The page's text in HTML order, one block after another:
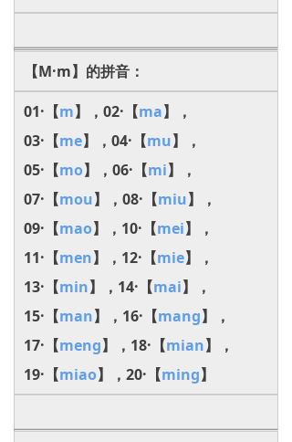
【M·m】的拼音：
01·【m】，02·【ma】，
03·【me】，04·【mu】，
05·【mo】，06·【mi】，
07·【mou】，08·【miu】，
09·【mao】，10·【mei】，
11·【men】，12·【mie】，
13·【min】，14·【mai】，
15·【man】，16·【mang】，
17·【meng】，18·【mian】，
19·【miao】，20·【ming】